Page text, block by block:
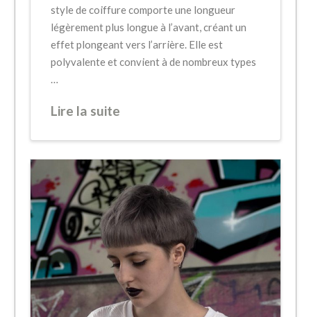
style de coiffure comporte une longueur
légèrement plus longue à l’avant, créant un
effet plongeant vers l’arrière. Elle est
polyvalente et convient à de nombreux types
…
Lire la suite